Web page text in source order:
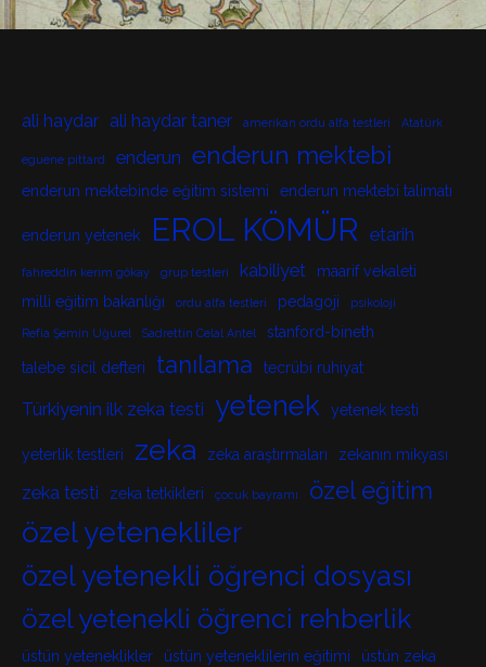
ali haydar ali haydar taner amerikan ordu alfa testleri Atatürk
eguene pittard enderun enderun mektebi
enderun mektebinde eğitim sistemi enderun mektebi talimatı
enderun yetenek EROL KÖMÜR etarih
fahreddin kerim gökay grup testleri kabiliyet
maarif vekaleti
milli eğitim bakanlığı
ordu alfa testleri pedagoji psikoloji
Refia Şemin Uğurel Sadrettin Celal Antel stanford-bineth
talebe sicil defteri tanılama tecrübi ruhiyat
Türkiyenin ilk zeka testi yetenek yetenek testi
yeterlik testleri zeka zeka araştırmaları zekanın mikyası
zeka testi zeka tetkikleri çocuk bayramı özel eğitim
özel yetenekliler
özel yetenekli öğrenci dosyası
özel yetenekli öğrenci rehberlik
üstün yeteneklikler üstün yeteneklilerin eğitimi üstün zeka